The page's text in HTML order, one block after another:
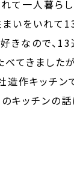
て一人暮ら
まいをいれて
きなので、
てきました
造作キッチン
キッチンの